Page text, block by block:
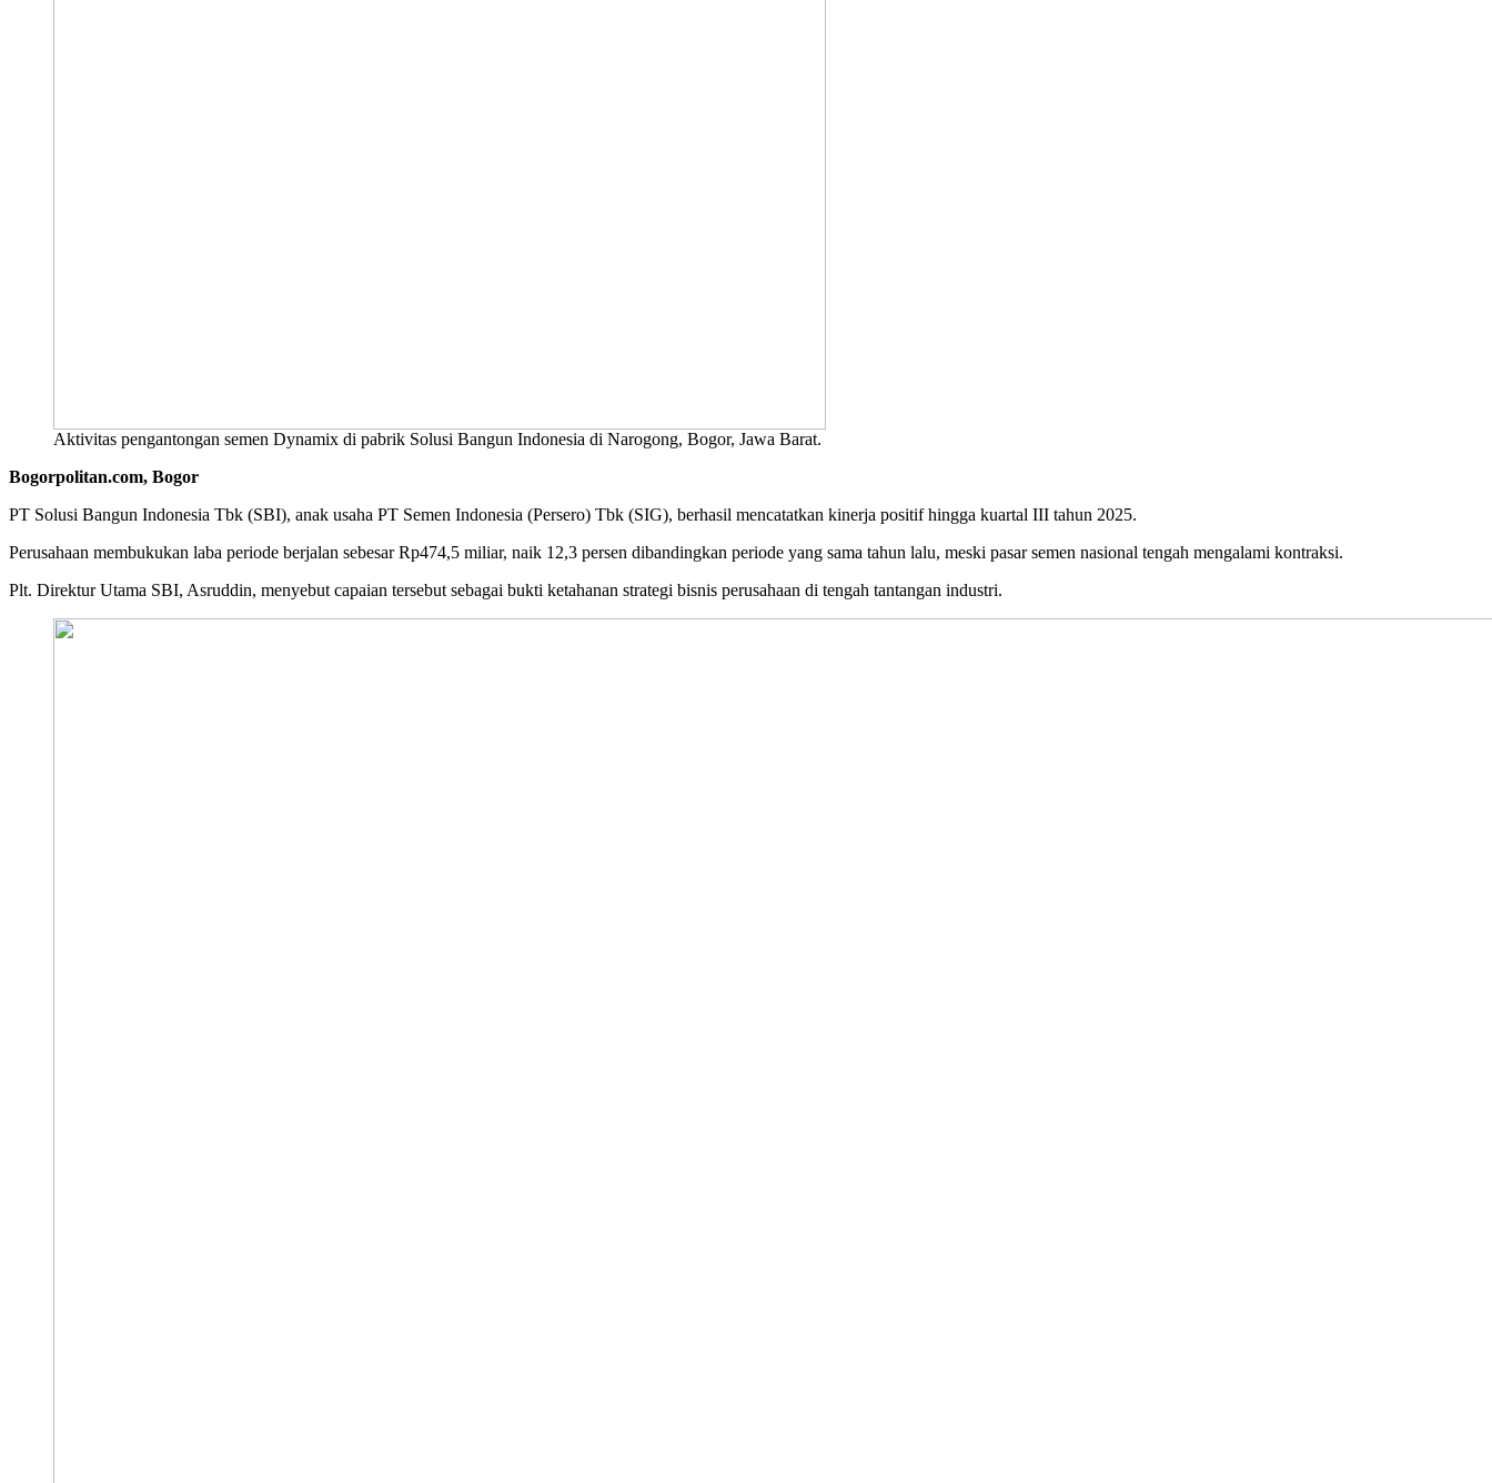
Aktivitas pengantongan semen Dynamix di pabrik Solusi Bangun Indonesia di Narogong, Bogor, Jawa Barat.
Bogorpolitan.com, Bogor
PT Solusi Bangun Indonesia Tbk (SBI), anak usaha PT Semen Indonesia (Persero) Tbk (SIG), berhasil mencatatkan kinerja positif hingga kuartal III tahun 2025.
Perusahaan membukukan laba periode berjalan sebesar Rp474,5 miliar, naik 12,3 persen dibandingkan periode yang sama tahun lalu, meski pasar semen nasional tengah mengalami kontraksi.
Plt. Direktur Utama SBI, Asruddin, menyebut capaian tersebut sebagai bukti ketahanan strategi bisnis perusahaan di tengah tantangan industri.